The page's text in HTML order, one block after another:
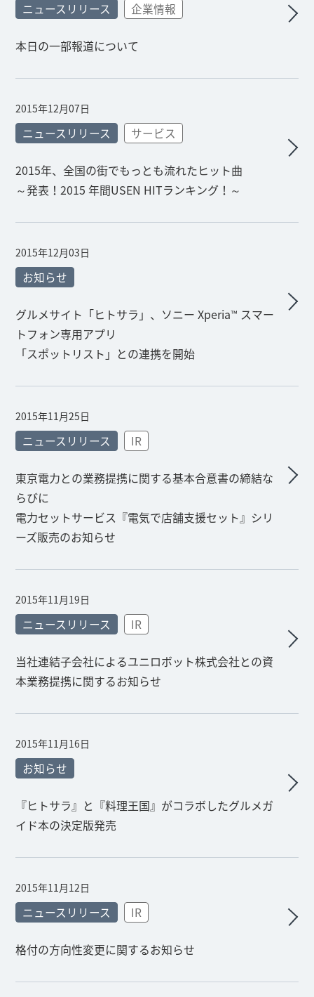
ニュースリリース 企業情報
本日の一部報道について
2015年12月07日
ニュースリリース サービス
2015年、全国の街でもっとも流れたヒット曲
～発表！2015 年間USEN HITランキング！～
2015年12月03日
お知らせ
グルメサイト「ヒトサラ」、ソニー Xperia™ スマー
トフォン専用アプリ
「スポットリスト」との連携を開始
2015年11月25日
ニュースリリース IR
東京電力との業務提携に関する基本合意書の締結な
らびに
電力セットサービス『電気で店舗支援セット』シリ
ーズ販売のお知らせ
2015年11月19日
ニュースリリース IR
当社連結子会社によるユニロボット株式会社との資
本業務提携に関するお知らせ
2015年11月16日
お知らせ
『ヒトサラ』と『料理王国』がコラボしたグルメガ
イド本の決定版発売
2015年11月12日
ニュースリリース IR
格付の方向性変更に関するお知らせ